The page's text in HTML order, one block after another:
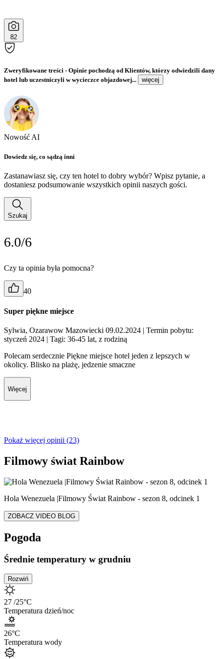
82
Zweryfikowane treści - Opinie pochodzą od Klientów, którzy odwiedzili dany
hotel lub uczestniczyli w wycieczce objazdowej...
więcej
Nowość AI
Dowiedz się, co sądzą inni
Zastanawiasz się, czy ten hotel to dobry wybór? Wpisz pytanie, a
dostaniesz podsumowanie wszystkich opinii naszych gości.
Szukaj
6.0/6
Czy ta opinia była pomocna?
40
Super piękne miejsce
Sylwia, Ozarawow Mazowiecki 09.02.2024 | Termin pobytu:
styczeń 2024 | Tagi: 36-45 lat, z rodziną
Polecam serdecznie Piękne miejsce hotel jeden z lepszych w
okolicy. Blisko na plażę, jedzenie smaczne
Więcej
Pokaż więcej opinii (23)
Filmowy świat Rainbow
Hola Wenezuela |Filmowy Świat Rainbow - sezon 8, odcinek 1
ZOBACZ VIDEO BLOG
Pogoda
Średnie temperatury w grudniu
Rozwiń
27 /25°C
Temperatura dzień/noc
26°C
Temperatura wody